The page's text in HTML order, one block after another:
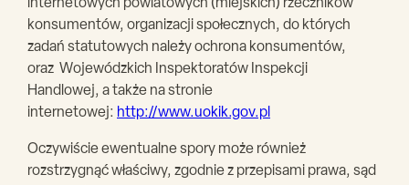
internetowych powiatowych (miejskich) rzeczników
konsumentów, organizacji społecznych, do których
zadań statutowych należy ochrona konsumentów,
oraz Wojewódzkich Inspektoratów Inspekcji
Handlowej, a także na stronie
internetowej: http://www.uokik.gov.pl
Oczywiście ewentualne spory może również
rozstrzygnąć właściwy, zgodnie z przepisami prawa, sąd